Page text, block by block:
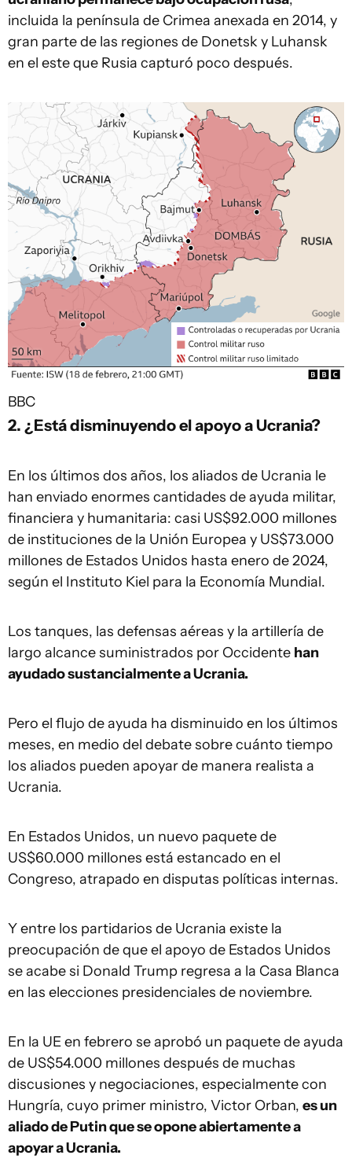
incluida la península de Crimea anexada en 2014, y
gran parte de las regiones de Donetsk y Luhansk
en el este que Rusia capturó poco después.
BBC
2. ¿Está disminuyendo el apoyo a Ucrania?
En los últimos dos años, los aliados de Ucrania le
han enviado enormes cantidades de ayuda militar,
financiera y humanitaria: casi US$92.000 millones
de instituciones de la Unión Europea y US$73.000
millones de Estados Unidos hasta enero de 2024,
según el Instituto Kiel para la Economía Mundial.
Los tanques, las defensas aéreas y la artillería de
largo alcance suministrados por Occidente han
ayudado sustancialmente a Ucrania.
Pero el flujo de ayuda ha disminuido en los últimos
meses, en medio del debate sobre cuánto tiempo
los aliados pueden apoyar de manera realista a
Ucrania.
En Estados Unidos, un nuevo paquete de
US$60.000 millones está estancado en el
Congreso, atrapado en disputas políticas internas.
Y entre los partidarios de Ucrania existe la
preocupación de que el apoyo de Estados Unidos
se acabe si Donald Trump regresa a la Casa Blanca
en las elecciones presidenciales de noviembre.
En la UE en febrero se aprobó un paquete de ayuda
de US$54.000 millones después de muchas
discusiones y negociaciones, especialmente con
Hungría, cuyo primer ministro, Victor Orban, es un
aliado de Putin que se opone abiertamente a
apoyar a Ucrania.